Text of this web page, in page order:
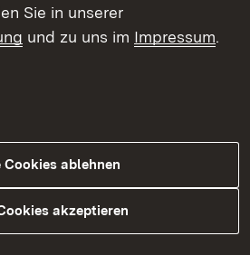
Dienst
und Wasserstand) an
Sie in unserer
und zu uns im Impressum.
ablehnen
akzeptieren